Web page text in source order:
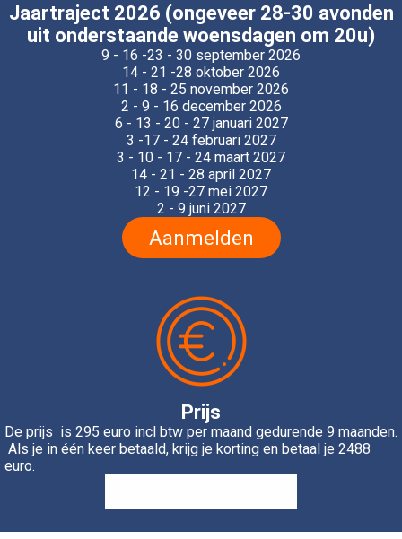
Jaartraject 2026 (ongeveer 28-30 avonden
uit onderstaande woensdagen om 20u)
9 - 16 -23 - 30 september 2026
14 - 21 -28 oktober 2026
11 - 18 - 25 november 2026
2 - 9 - 16 december 2026
6 - 13 - 20 - 27 januari 2027
3 -17 - 24 februari 2027
3 - 10 - 17 - 24 maart 2027
14 - 21 - 28 april 2027
12 - 19 -27 mei 2027
2 - 9 juni 2027
Aanmelden
Prijs
De prijs is 295 euro incl btw per maand gedurende 9 maanden.
Als je in één keer betaald, krijg je korting en betaal je 2488
euro.